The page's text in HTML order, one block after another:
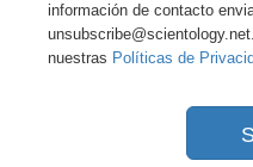
información de contacto
nuestras Políticas de